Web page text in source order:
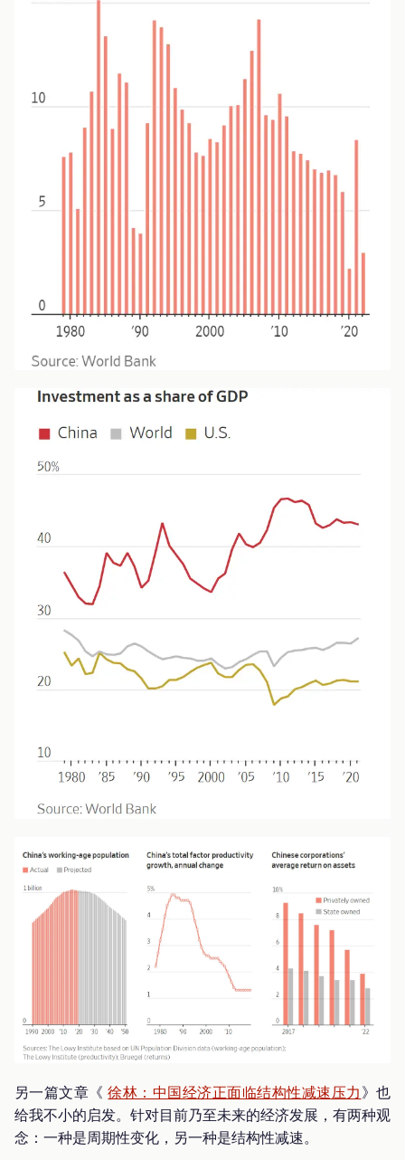
另一篇文章《徐林：中国经济正面临结构性减速压力》也
给我不小的启发。针对目前乃至未来的经济发展，有两种观
念：一种是周期性变化，另一种是结构性减速。